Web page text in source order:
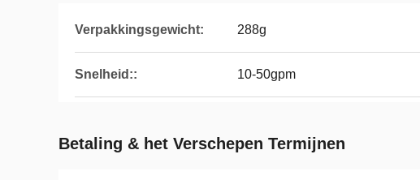
Verpakkingsgewicht: 288g
Snelheid:: 10-50gpm
Betaling & het Verschepen Termijnen